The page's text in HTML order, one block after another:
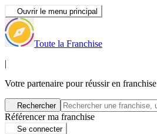
Ouvrir le menu principal
Toute la Franchise
|
Votre partenaire pour réussir en franchise
Rechercher
Référencer ma franchise
Se connecter